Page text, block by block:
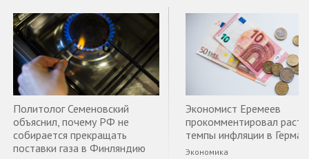
Политолог Семеновский
объяснил, почему РФ не
собирается прекращать
поставки газа в Финляндию
Экономист Еремеев
прокомментировал
темпы инфляции в
Экономика